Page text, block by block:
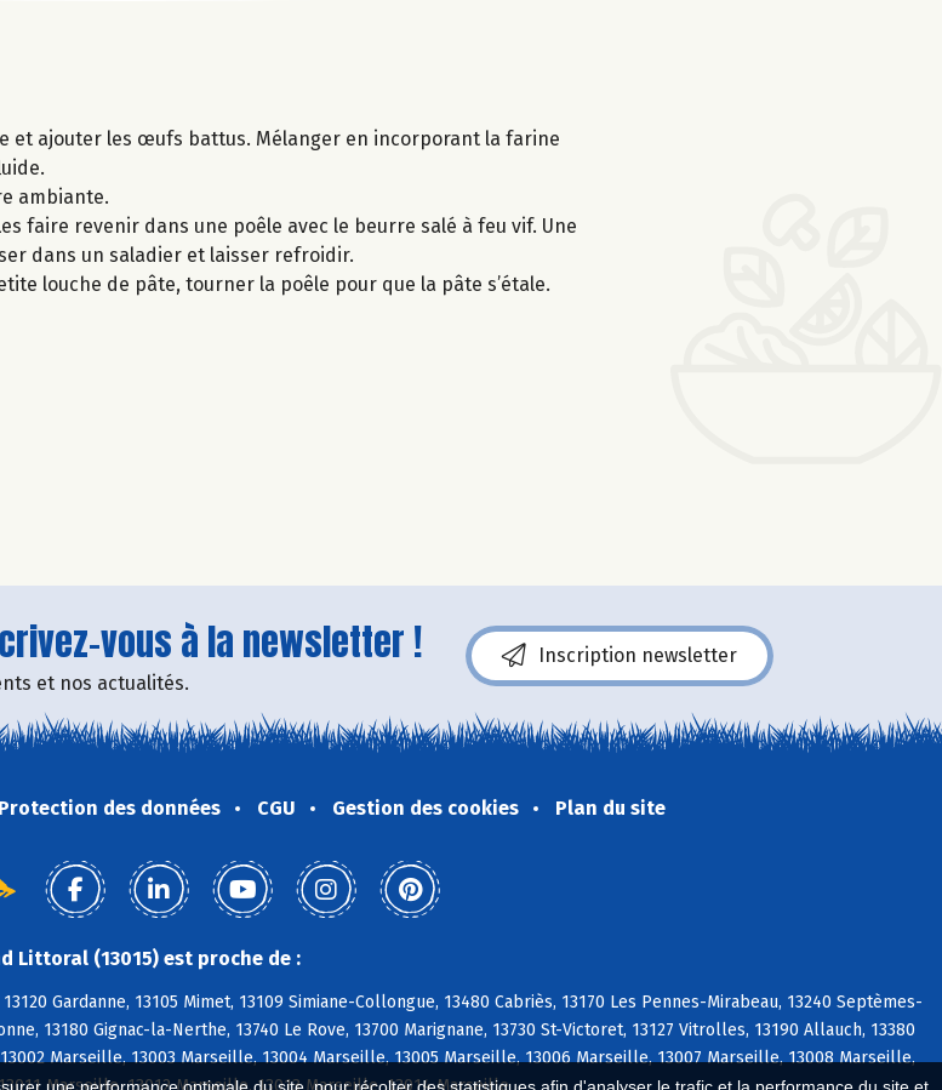
et ajouter les œufs battus. Mélanger en incorporant la farine
ambiante.
faire revenir dans une poêle avec le beurre salé à feu vif. Une
dans un saladier et laisser refroidir.
louche de pâte, tourner la poêle pour que la pâte s’étale.
vous à la newsletter !
et nos actualités.
Inscription newsletter
Protection des données CGU Gestion des cookies Plan du site
Littoral (13015) est proche de :
Gardanne, 13105 Mimet, 13109 Simiane-Collongue, 13480 Cabriès, 13170 Les Pennes-Mirabeau, 13240 Septèmes-
13180 Gignac-la-Nerthe, 13740 Le Rove, 13700 Marignane, 13730 St-Victoret, 13127 Vitrolles, 13190 Allauch, 13380
Marseille, 13003 Marseille, 13004 Marseille, 13005 Marseille, 13006 Marseille, 13007 Marseille, 13008 Marseille,